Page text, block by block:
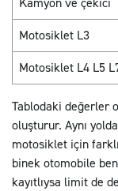
Motosiklet L3
Motosiklet L4 L5
Tablodaki değerler
oluşturur. Aynı
motosiklet için
binek otomobile
kayıtlıysa limit de